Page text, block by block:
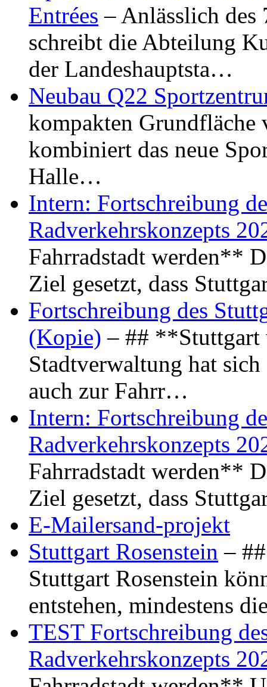
Entrées – Anlässlich
schreibt die Abteilung
der Landeshauptsta…
Neubau Q22
kompakten Grundfläche
kombiniert das neue
Halle…
Intern: Fortschreibung
Radverkehrskonzepts
Fahrradstadt werden**
Ziel gesetzt, dass
Fortschreibung des
(Kopie) – ## **Stuttgart
Stadtverwaltung hat
auch zur Fahrr…
Intern: Fortschreibung
Radverkehrskonzepts
Fahrradstadt werden**
Ziel gesetzt, dass
E-Mailersand-projekt
Stuttgart Rosenstein –
Stuttgart Rosenstein
entstehen, mindestens
TEST Fortschreibung
Radverkehrskonzepts